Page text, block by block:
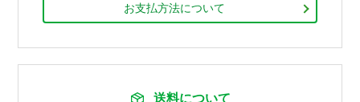
お支払方法について
送料について